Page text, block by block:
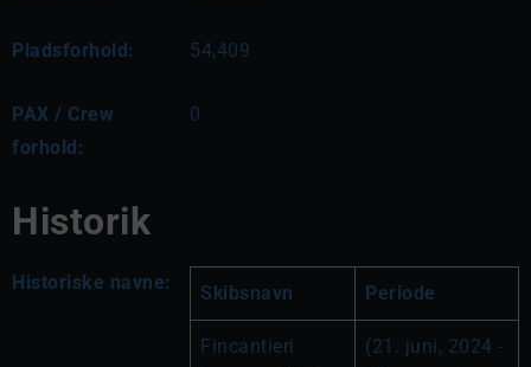
Pladsforhold: 54,409
PAX / Crew
forhold:
0
Historik
Historiske navne: Skibsnavn Periode
Fincantieri
(21. juni, 2024 -